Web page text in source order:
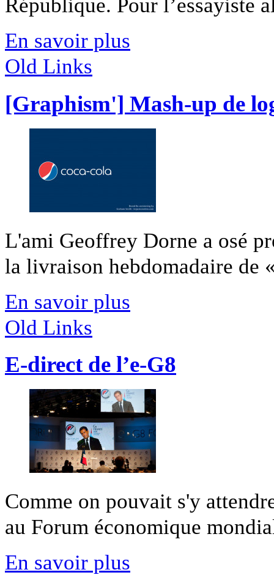
République. Pour l’essayiste
En savoir plus
Old Links
[Graphism'] Mash-up de
L'ami Geoffrey Dorne a osé
la livraison hebdomadaire de
En savoir plus
Old Links
E-direct de l’e-G8
Comme on pouvait s'y
au Forum économique
En savoir plus